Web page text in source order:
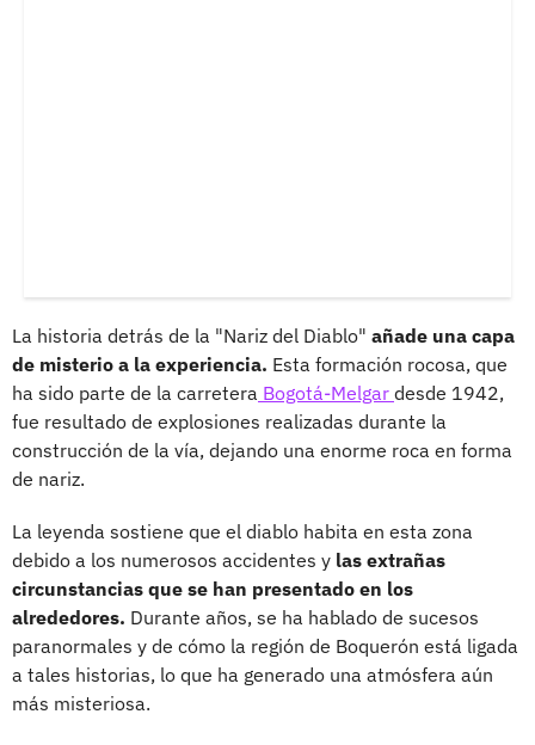
La historia detrás de la "Nariz del Diablo" añade una capa
de misterio a la experiencia. Esta formación rocosa, que
ha sido parte de la carretera Bogotá-Melgar desde 1942,
fue resultado de explosiones realizadas durante la
construcción de la vía, dejando una enorme roca en forma
de nariz.
La leyenda sostiene que el diablo habita en esta zona
debido a los numerosos accidentes y las extrañas
circunstancias que se han presentado en los
alrededores. Durante años, se ha hablado de sucesos
paranormales y de cómo la región de Boquerón está ligada
a tales historias, lo que ha generado una atmósfera aún
más misteriosa.